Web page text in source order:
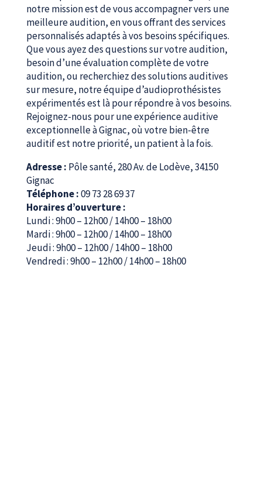
notre mission est de vous accompagner vers une
meilleure audition, en vous offrant des services
personnalisés adaptés à vos besoins spécifiques.
Que vous ayez des questions sur votre audition,
besoin d’une évaluation complète de votre
audition, ou recherchiez des solutions auditives
sur mesure, notre équipe d’audioprothésistes
expérimentés est là pour répondre à vos besoins.
Rejoignez-nous pour une expérience auditive
exceptionnelle à Gignac, où votre bien-être
auditif est notre priorité, un patient à la fois.
Adresse : Pôle santé, 280 Av. de Lodève, 34150
Gignac
Téléphone :09 73 28 69 37
Horaires d’ouverture :
Lundi : 9h00 – 12h00 / 14h00 – 18h00
Mardi : 9h00 – 12h00 / 14h00 – 18h00
Jeudi : 9h00 – 12h00 / 14h00 – 18h00
Vendredi : 9h00 – 12h00 / 14h00 – 18h00